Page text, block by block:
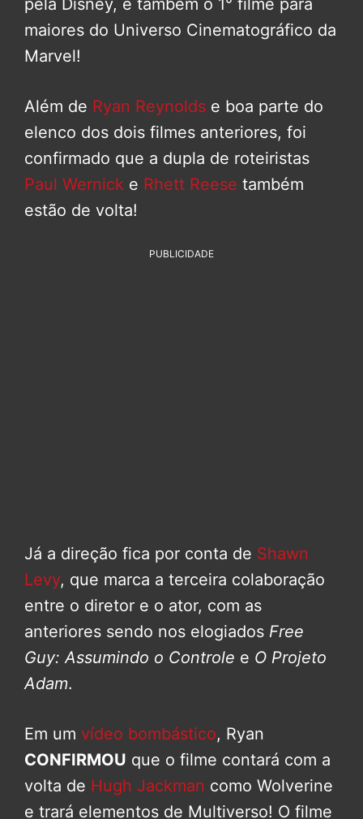
pela Disney, e também o 1° filme para
maiores do Universo Cinematográfico da
Marvel!
Além de Ryan Reynolds e boa parte do
elenco dos dois filmes anteriores, foi
confirmado que a dupla de roteiristas
Paul Wernick e Rhett Reese também
estão de volta!
PUBLICIDADE
Já a direção fica por conta de Shawn
Levy, que marca a terceira colaboração
entre o diretor e o ator, com as
anteriores sendo nos elogiados Free
Guy: Assumindo o Controle e O Projeto
Adam.
Em um vídeo bombástico, Ryan
CONFIRMOU que o filme contará com a
volta de Hugh Jackman como Wolverine
e trará elementos de Multiverso! O filme